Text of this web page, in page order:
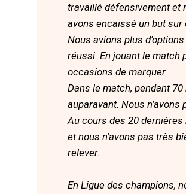
travaillé défensivement et
avons encaissé un but sur
Nous avions plus
réussi. En jouant le match
occasions de marquer.
Dans le match, pendant
auparavant. Nous n'avons
Au cours des 20
et nous n'avons pas très
relever.
En Ligue des champions,